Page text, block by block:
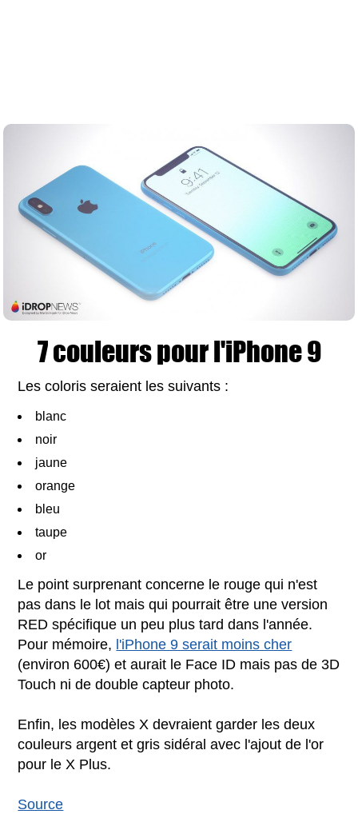
7 couleurs pour l'iPhone 9
Les coloris seraient les suivants :
blanc
noir
jaune
orange
bleu
taupe
or
Le point surprenant concerne le rouge qui n'est
pas dans le lot mais qui pourrait être une version
RED spécifique un peu plus tard dans l'année.
Pour mémoire, l'iPhone 9 serait moins cher
(environ 600€) et aurait le Face ID mais pas de 3D
Touch ni de double capteur photo.
Enfin, les modèles X devraient garder les deux
couleurs argent et gris sidéral avec l'ajout de l'or
pour le X Plus.
Source